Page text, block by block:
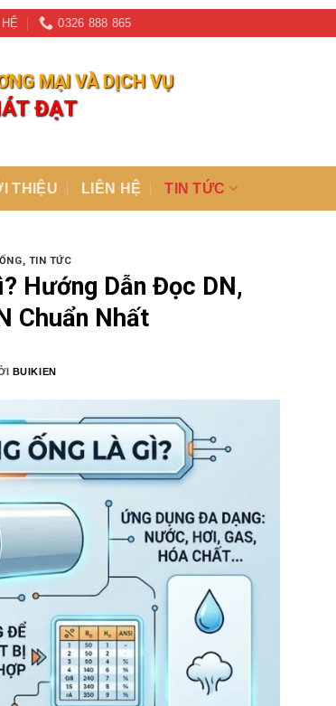
0326 888 865
MẠI VÀ DỊCH VỤ
ĐẠT
THIỆU LIÊN HỆ TIN TỨC
, TIN TỨC
Hướng Dẫn Đọc DN,
Chuẩn Nhất
BUIKIEN